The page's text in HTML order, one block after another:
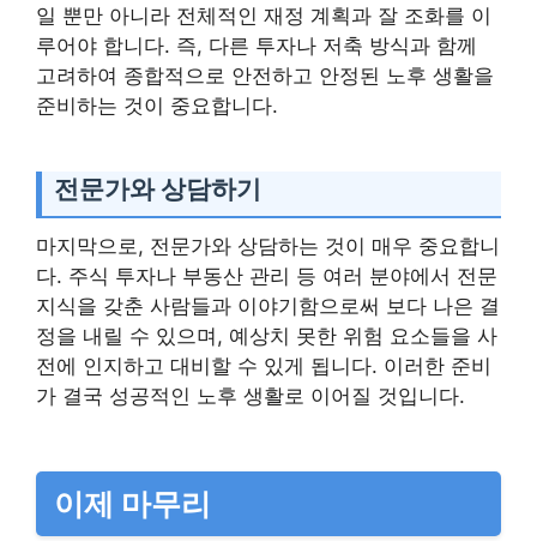
일 뿐만 아니라 전체적인 재정 계획과 잘 조화를 이
루어야 합니다. 즉, 다른 투자나 저축 방식과 함께
고려하여 종합적으로 안전하고 안정된 노후 생활을
준비하는 것이 중요합니다.
전문가와 상담하기
마지막으로, 전문가와 상담하는 것이 매우 중요합니
다. 주식 투자나 부동산 관리 등 여러 분야에서 전문
지식을 갖춘 사람들과 이야기함으로써 보다 나은 결
정을 내릴 수 있으며, 예상치 못한 위험 요소들을 사
전에 인지하고 대비할 수 있게 됩니다. 이러한 준비
가 결국 성공적인 노후 생활로 이어질 것입니다.
이제 마무리